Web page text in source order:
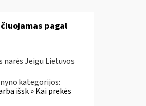
pagal
Jeigu Lietuvos
kategorijos:
išsk » Kai prekės